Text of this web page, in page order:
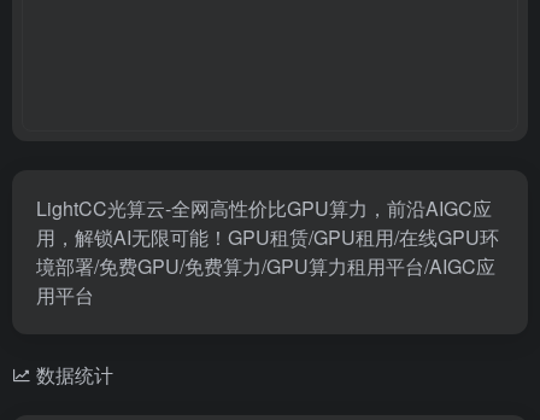
LightCC光算云-全网高性价比GPU算力，前沿AIGC应
用，解锁AI无限可能！GPU租赁/GPU租用/在线GPU环
境部署/免费GPU/免费算力/GPU算力租用平台/AIGC应
用平台
数据统计